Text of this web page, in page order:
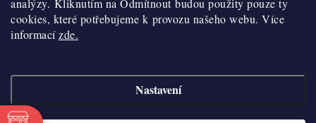
analýzy. Kliknutím na Odmítnout budou použity pouze ty
cookies, které potřebujeme k provozu našeho webu. Více
informacízde.
Nastavení
Moje objednávka
Výdejní místa
Copyright 2026